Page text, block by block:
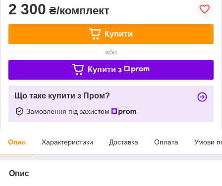
2 300 ₴/комплект
Купити
або
Купити з
Що таке купити з Пром?
Замовлення під захистом
Опис Характеристики Доставка Оплата Умови
Опис